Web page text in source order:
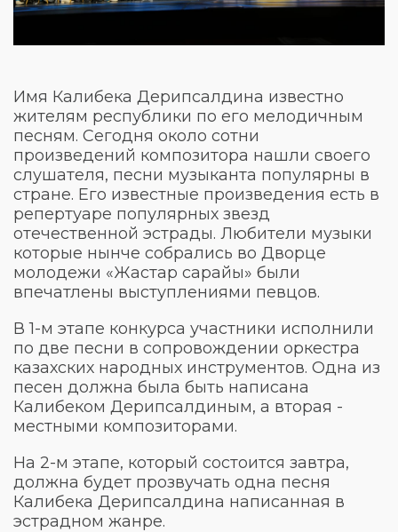
Имя Калибека Дерипсалдина известно
жителям республики по его мелодичным
песням. Сегодня около сотни
произведений композитора нашли своего
слушателя, песни музыканта популярны в
стране. Его известные произведения есть в
репертуаре популярных звезд
отечественной эстрады. Любители музыки
которые нынче собрались во Дворце
молодежи «Жастар сарайы» были
впечатлены выступлениями певцов.
В 1-м этапе конкурса участники исполнили
по две песни в сопровождении оркестра
казахских народных инструментов. Одна из
песен должна была быть написана
Калибеком Дерипсалдиным, а вторая -
местными композиторами.
На 2-м этапе, который состоится завтра,
должна будет прозвучать одна песня
Калибека Дерипсалдина написанная в
эстрадном жанре.